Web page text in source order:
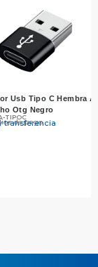
1.8mt Full Hd
Recubierto
de pago